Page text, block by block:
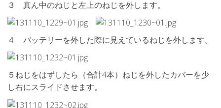
３ 真ん中のねじと左上のねじを外します。
４ バッテリーを外した際に見えているねじを外します。
５ねじをはずしたら（合計4本）ねじを外したカバーを少
し右にスライドさせます。